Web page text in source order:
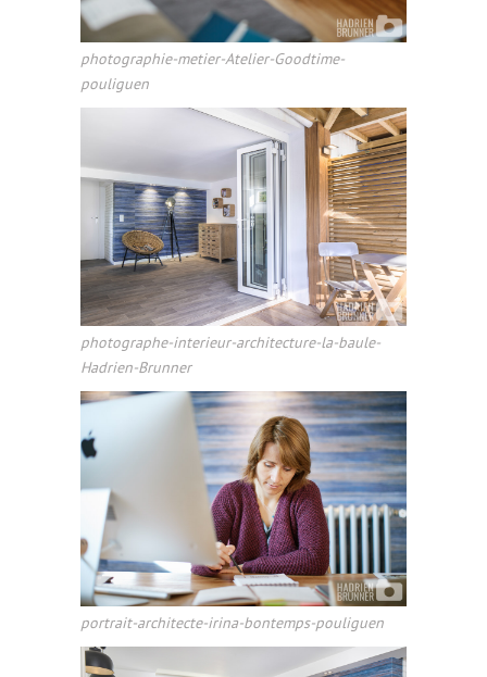
photographie-metier-Atelier-Goodtime-
pouliguen
photographe-interieur-architecture-la-baule-
Hadrien-Brunner
portrait-architecte-irina-bontemps-pouliguen